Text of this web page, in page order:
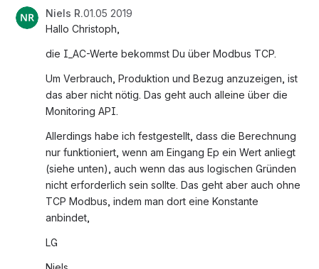
Niels R.01.05 2019
Hallo Christoph,
die I_AC-Werte bekommst Du über Modbus TCP.
Um Verbrauch, Produktion und Bezug anzuzeigen, ist
das aber nicht nötig. Das geht auch alleine über die
Monitoring API.
Allerdings habe ich festgestellt, dass die Berechnung
nur funktioniert, wenn am Eingang Ep ein Wert anliegt
(siehe unten), auch wenn das aus logischen Gründen
nicht erforderlich sein sollte. Das geht aber auch ohne
TCP Modbus, indem man dort eine Konstante
anbindet,
LG